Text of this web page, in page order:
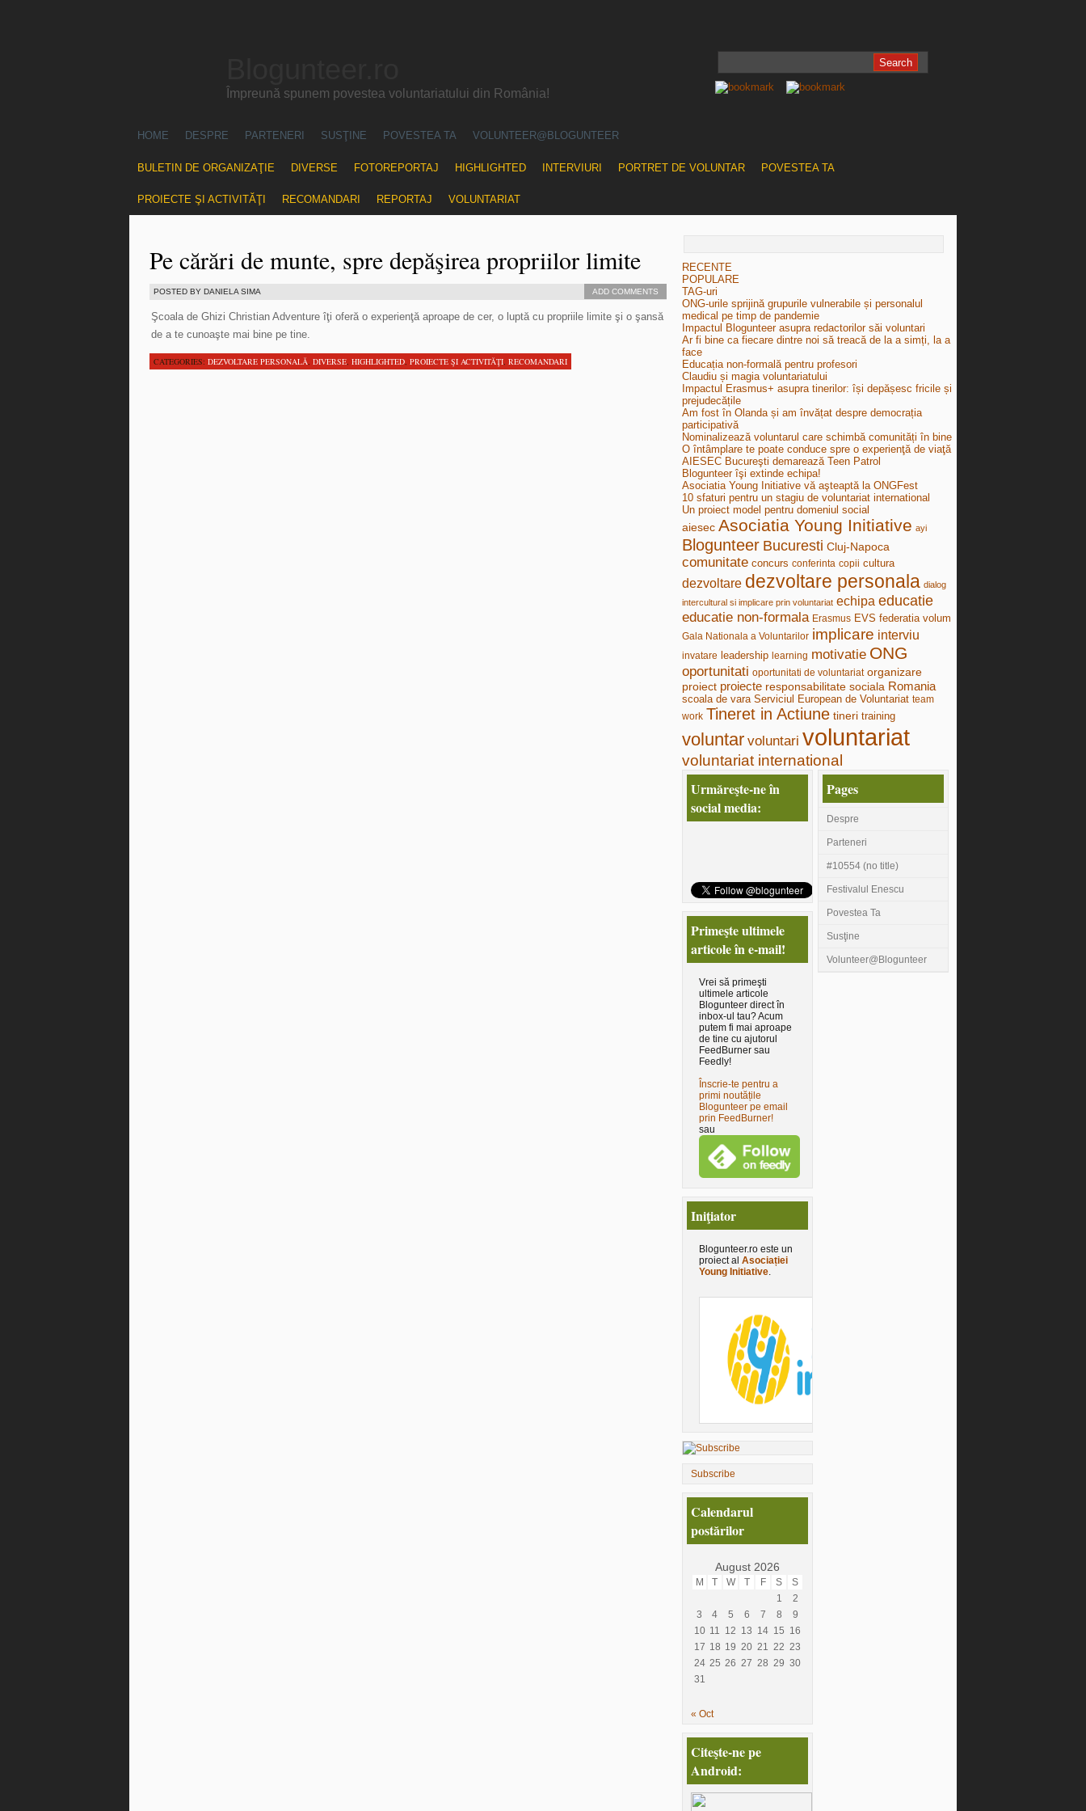
Împreună spunem povestea voluntariatului din România!
HOME DESPRE PARTENERI SUSŢINE POVESTEA TA VOLUNTEER@BLOGUNTEER
BULETIN DE ORGANIZAŢIE DIVERSE FOTOREPORTAJ HIGHLIGHTED INTERVIURI PORTRET DE VOLUNTAR POVESTEA TA
PROIECTE ŞI ACTIVITĂŢI RECOMANDARI REPORTAJ VOLUNTARIAT
Pe cărări de munte, spre depăşirea propriilor limite
POSTED BY DANIELA SIMA ADD COMMENTS
Şcoala de Ghizi Christian Adventure îţi oferă o experienţă aproape de cer, o luptă cu propriile limite şi o şansă
de a te cunoaşte mai bine pe tine.
CATEGORIES: DEZVOLTARE PERSONALĂ, DIVERSE, HIGHLIGHTED, PROIECTE ŞI ACTIVITĂŢI, RECOMANDARI
RECENTE
POPULARE
TAG-uri
ONG-urile sprijină grupurile vulnerabile și personalul
medical pe timp de pandemie
Impactul Blogunteer asupra redactorilor săi voluntari
Ar fi bine ca fiecare dintre noi să treacă de la a simți, la a
face
Educația non-formală pentru profesori
Claudiu și magia voluntariatului
Impactul Erasmus+ asupra tinerilor: își depășesc fricile și
prejudecățile
Am fost în Olanda și am învățat despre democrația
participativă
Nominalizează voluntarul care schimbă comunități în bine
O întâmplare te poate conduce spre o experienţă de viaţă
AIESEC Bucureşti demarează Teen Patrol
Blogunteer îşi extinde echipa!
Asociatia Young Initiative vă aşteaptă la ONGFest
10 sfaturi pentru un stagiu de voluntariat international
Un proiect model pentru domeniul social
aiesec Asociatia Young Initiative ayi
Blogunteer Bucuresti Cluj-Napoca
comunitate concurs conferinta copii cultura
dezvoltare dezvoltare personala dialog
intercultural si implicare prin voluntariat echipa educatie
educatie non-formala Erasmus EVS federatia volum
Gala Nationala a Voluntarilor implicare interviu
invatare leadership learning motivatie ONG
oportunitati oportunitati de voluntariat organizare
proiect proiecte responsabilitate sociala Romania
scoala de vara Serviciul European de Voluntariat team
work Tineret in Actiune tineri training
voluntar voluntari voluntariat
voluntariat international
Urmăreşte-ne în
social media:
Primeşte ultimele
articole în e-mail!
Vrei să primeşti
ultimele articole
Blogunteer direct în
inbox-ul tau? Acum
putem fi mai aproape
de tine cu ajutorul
FeedBurner sau
Feedly!
Înscrie-te pentru a
primi noutățile
Blogunteer pe email
prin FeedBurner!
sau
Iniţiator
Blogunteer.ro este un
proiect al Asociației
Young Initiative.
Subscribe
Calendarul
postărilor
August 2026
M T W T F S
S
1
2
3
4 5 6 7 8
9
10 11 12 13 14 15 16
17 18 19 20 21 22 23
24 25 26 27 28 29 30
31
« Oct
Citeşte-ne pe
Android:
Pages
Despre
Parteneri
#10554 (no title)
Festivalul Enescu
Povestea Ta
Susţine
Volunteer@Blogunteer